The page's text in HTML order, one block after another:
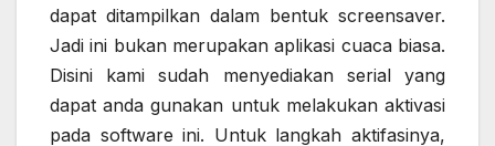
dapat ditampilkan dalam bentuk screensaver.
Jadi ini bukan merupakan aplikasi cuaca biasa.
Disini kami sudah menyediakan serial yang
dapat anda gunakan untuk melakukan aktivasi
pada software ini. Untuk langkah aktifasinya,